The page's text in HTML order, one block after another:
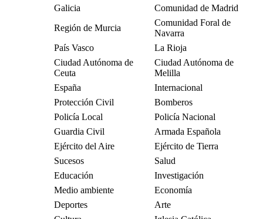
Galicia
Comunidad de Madrid
Región de Murcia
Comunidad Foral de
Navarra
País Vasco
La Rioja
Ciudad Autónoma de
Ceuta
Ciudad Autónoma de
Melilla
España
Internacional
Protección Civil
Bomberos
Policía Local
Policía Nacional
Guardia Civil
Armada Española
Ejército del Aire
Ejército de Tierra
Sucesos
Salud
Educación
Investigación
Medio ambiente
Economía
Deportes
Arte